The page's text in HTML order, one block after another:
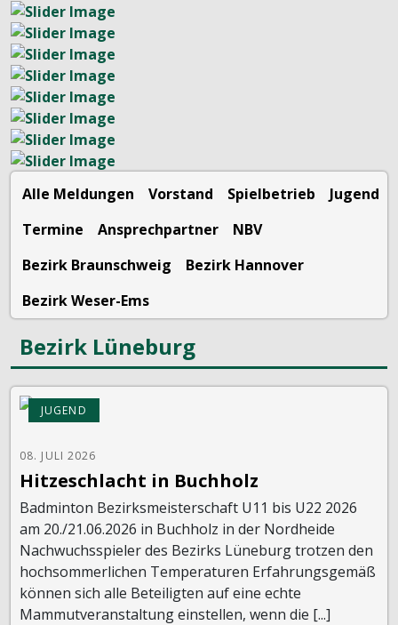
Alle Meldungen Vorstand Spielbetrieb
Jugend
Termine
Ansprechpartner
NBV
Bezirk Braunschweig
Bezirk Hannover
Bezirk Weser-Ems
Bezirk Lüneburg
JUGEND
08. JULI 2026
Hitzeschlacht in Buchholz
Badminton Bezirksmeisterschaft U11 bis U22 2026
am 20./21.06.2026 in Buchholz in der Nordheide
Nachwuchsspieler des Bezirks Lüneburg trotzen den
hochsommerlichen Temperaturen Erfahrungsgemäß
können sich alle Beteiligten auf eine echte
Mammutveranstaltung einstellen, wenn die [...]